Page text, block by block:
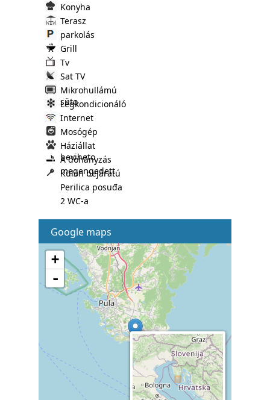
Konyha
Terasz
parkolás
Grill
Tv
Sat TV
Mikrohullámú
süto
Légkondicionáló
Internet
Mosógép
Háziállat
beviheto
A dohányzás
megengedett
Külön bejáratú
Perilica posuđa
2 WC-a
Google maps